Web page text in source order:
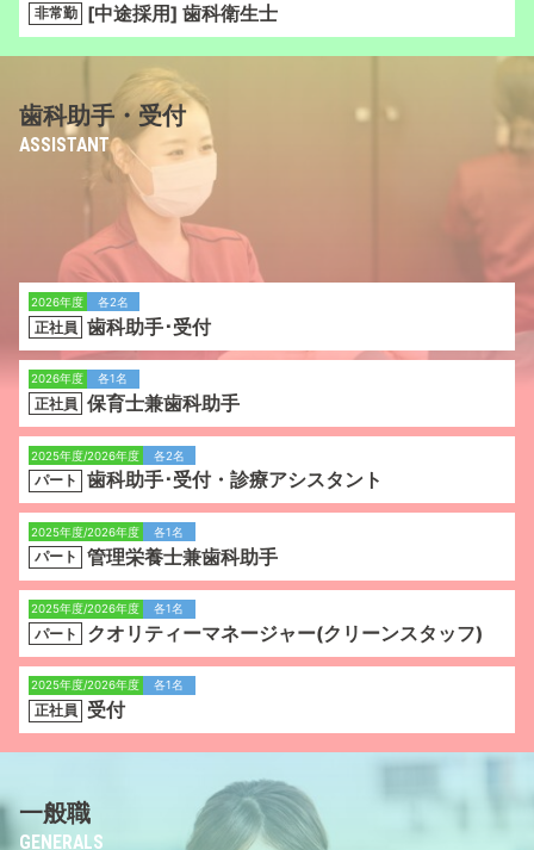
非常勤 [中途採用] 歯科衛生士
⻭科助⼿・受付
ASSISTANT
2026年度 各2名
正社員 歯科助手･受付
2026年度 各1名
正社員 保育士兼歯科助手
2025年度/2026年度 各2名
パート 歯科助手･受付・診療アシスタント
2025年度/2026年度 各1名
パート 管理栄養士兼歯科助手
2025年度/2026年度 各1名
パート クオリティーマネージャー(クリーンスタッフ)
2025年度/2026年度 各1名
正社員 受付
一般職
GENERALS